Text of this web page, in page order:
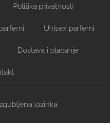
Politika privatnosti
Unisex parfemi
Dostava i plaćanje
lozinka